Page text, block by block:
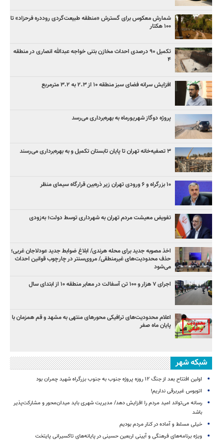
شمارش معکوس برای گسترش «منطقه طبیعت‌گردی روددره فرحزاد» تا
۱۰۰ هکتار
تکمیل ۹۰ درصدی احداث مخازن بتنی خواجه عبدالله انصاری در منطقه
۴
افزایش سرانه فضای سبز منطقه ۱۰ از ۲.۳ به ۳.۲ مترمربع
پروژه دوگاز شهریورماه به بهره‌برداری می‌رسد
۳ ﺗﺼﻔﻴﻪ‌ﺧﺎﻧﻪ‌ تهران تا پایان تابستان تکمیل و به بهره‌برداری می‌رسند
۱۰ بزرگراه و ۶ ورودی تهران زیر ذره‌بین قرارگاه سیمای منظر
تفویض معیشت مردم تهران به شهرداری توسط دولت؛ به‌زودی
اخذ مصوبه جدید برای محله هرندی/ ابلاغ ضوابط جدید عودلاجان غربی؛
حذف محدودیت‌های غیرمنطقی/ مروی‌سنتر در چارچوب قوانین احداث
می‌شود
اجرای ۷ هزار و ۱۰۰ تن آسفالت در معابر منطقه ۱۰ از ابتدای سال
اعلام محدودیت‌های ترافیکی محورهای منتهی به مشهد و قم همزمان با
پایان ماه صفر
شبکه شهر
اولین افتتاح بعد از جنگ ۱۲ روزه پروژه‌ جنوب به جنوب بزرگراه شهید چمران بود
اتوبوس غیربرقی نداریم!
رسانه می‌تواند امید مردم را افزایش دهد/ مدیریت شهری باید میدان‌محور و مشارکت‌پذیر
باشد
خیلی مسلط و آماده در کنار مردم بودیم
ویژه برنامه‌های فرهنگی و آیینی اربعین حسینی در پایانه‌های تاکسیرانی پایتخت